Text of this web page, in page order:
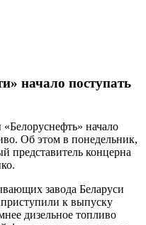
начало поступать
начало
Об этом в понедельник,
представитель концерна
завода Беларуси
к выпуску
дизельное топливо